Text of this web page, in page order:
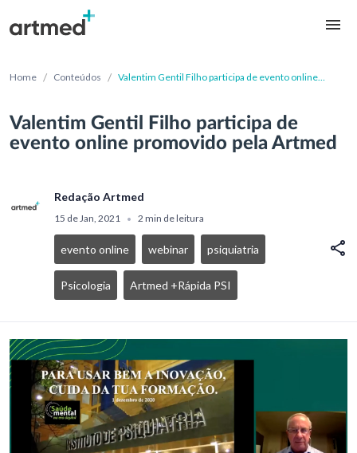
Home / Conteúdos / Valentim Gentil Filho participa de evento online
Valentim Gentil Filho participa de
evento online promovido pela Artmed
Redação Artmed
15 de Jan, 2021 • 2 min de leitura
evento online webinar psiquiatria
Psicologia Artmed +Rápida PSI